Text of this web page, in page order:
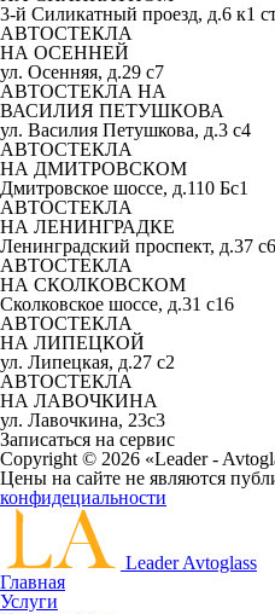
3-й Силикатный проезд, д.6 к1
АВТОСТЕКЛА
НА ОСЕННЕЙ
ул. Осенняя, д.29 с7
АВТОСТЕКЛА НА
ВАСИЛИЯ ПЕТУШКОВА
ул. Василия Петушкова, д.3 с4
АВТОСТЕКЛА
НА ДМИТРОВСКОМ
Дмитровское шоссе, д.110 Бс1
АВТОСТЕКЛА
НА ЛЕНИНГРАДКЕ
Ленинградский проспект, д.37 c6
АВТОСТЕКЛА
НА СКОЛКОВСКОМ
Сколковское шоссе, д.31 с16
АВТОСТЕКЛА
НА ЛИПЕЦКОЙ
ул. Липецкая, д.27 с2
АВТОСТЕКЛА
НА ЛАВОЧКИНА
ул. Лавочкина, 23с3
Записаться на сервис
Copyright © 2026 «Leader -
Цены на сайте не являются
конфидециальности
Leader Avtoglass
Главная
Услуги